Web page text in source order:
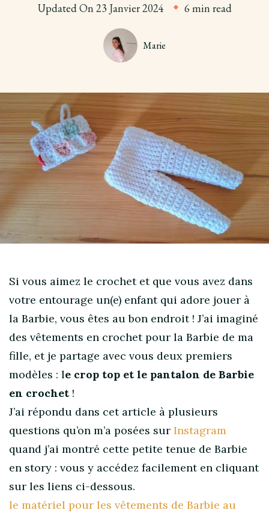
Updated On23 Janvier 2024 6 min read
Marie
Si vous aimez le crochet et que vous avez dans
votre entourage un(e) enfant qui adore jouer à
la Barbie, vous êtes au bon endroit ! J’ai imaginé
des vêtements en crochet pour la Barbie de ma
fille, et je partage avec vous deux premiers
modèles : le crop top et le pantalon de Barbie
en crochet !
J’ai répondu dans cet article à plusieurs
questions qu’on m’a posées sur Instagram
quand j’ai montré cette petite tenue de Barbie
en story : vous y accédez facilement en cliquant
sur les liens ci-dessous.
le matériel pour les vêtements de Barbie au